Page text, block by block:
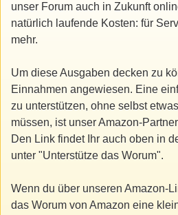
unser Forum auch in Zukunft
natürlich laufende Kosten: für
mehr.
Um diese Ausgaben decken zu
Einnahmen angewiesen. Eine
zu unterstützen, ohne selbst
müssen, ist unser Amazon-
Den Link findet Ihr auch oben in
unter "Unterstütze das Worum".
Wenn du über unseren Amazon-
das Worum von Amazon eine